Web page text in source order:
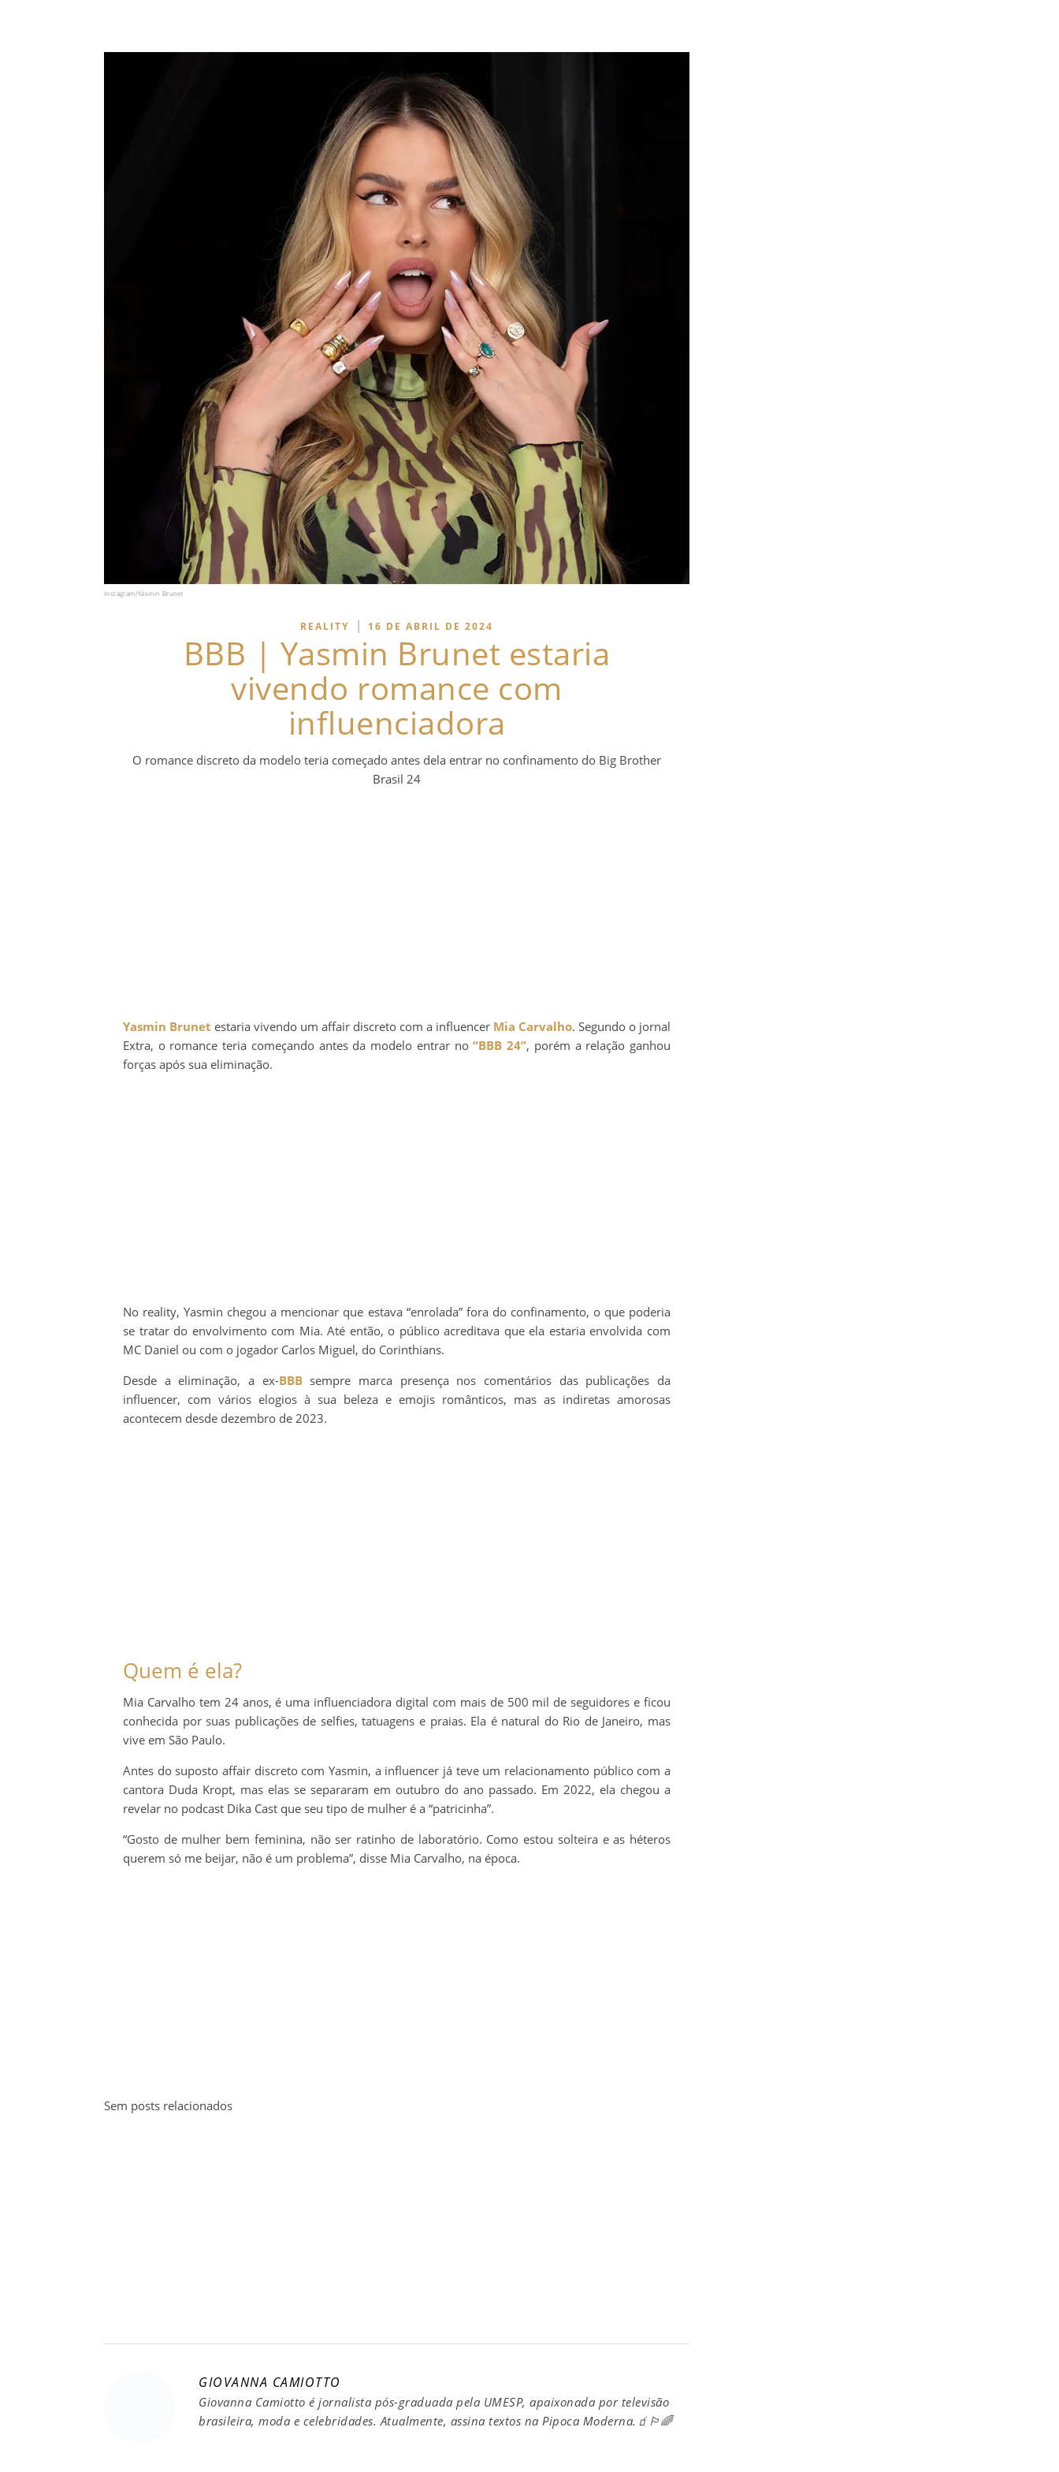
Instagram/Yasmin Brunet
REALITY | 16 DE ABRIL DE 2024
BBB | Yasmin Brunet estaria
vivendo romance com
influenciadora
O romance discreto da modelo teria começado antes dela entrar no confinamento do Big Brother
Brasil 24
Yasmin Brunet estaria vivendo um affair discreto com a influencer Mia Carvalho. Segundo o jornal
Extra, o romance teria começando antes da modelo entrar no“BBB 24”, porém a relação ganhou
forças após sua eliminação.
No reality, Yasmin chegou a mencionar que estava “enrolada” fora do confinamento, o que poderia
se tratar do envolvimento com Mia. Até então, o público acreditava que ela estaria envolvida com
MC Daniel ou com o jogador Carlos Miguel, do Corinthians.
Desde a eliminação, a ex-BBBsempre marca presença nos comentários das publicações da
influencer, com vários elogios à sua beleza e emojis românticos, mas as indiretas amorosas
acontecem desde dezembro de 2023.
Quem é ela?
Mia Carvalho tem 24 anos, é uma influenciadora digital com mais de 500 mil de seguidores e ficou
conhecida por suas publicações de selfies, tatuagens e praias. Ela é natural do Rio de Janeiro, mas
vive em São Paulo.
Antes do suposto affair discreto com Yasmin, a influencer já teve um relacionamento público com a
cantora Duda Kropt, mas elas se separaram em outubro do ano passado. Em 2022, ela chegou a
revelar no podcast Dika Cast que seu tipo de mulher é a “patricinha”.
“Gosto de mulher bem feminina, não ser ratinho de laboratório. Como estou solteira e as héteros
querem só me beijar, não é um problema”, disse Mia Carvalho, na época.
Sem posts relacionados
GIOVANNA CAMIOTTO
Giovanna Camiotto é jornalista pós-graduada pela UMESP, apaixonada por televisão
brasileira, moda e celebridades. Atualmente, assina textos na Pipoca Moderna.🧃🏳️‍🌈